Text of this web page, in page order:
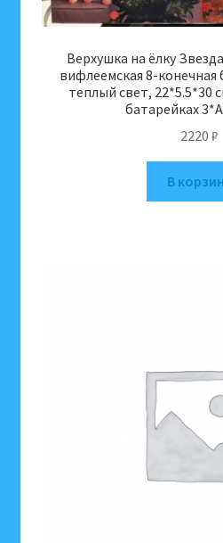
Верхушка на ёлку
вифлеемская 8-конечная
теплый свет, 22*5.5*30
батарейках
2220 ₽
В